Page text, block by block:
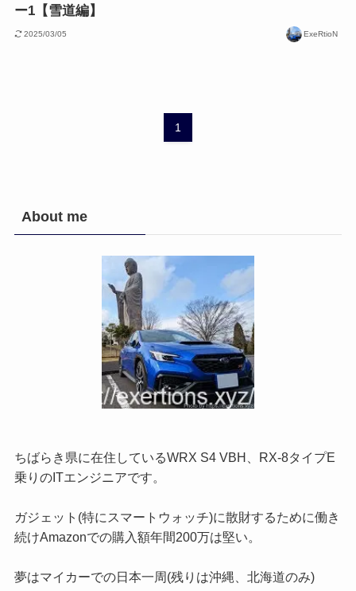
ー1【雪道編】
2025/03/05 ExeRtioN
1
About me
ちばらき県に在住しているWRX S4 VBH、RX-8タイプE
乗りのITエンジニアです。
ガジェット(特にスマートウォッチ)に散財するために働き
続けAmazonでの購入額年間200万は堅い。
夢はマイカーでの日本一周(残りは沖縄、北海道のみ)